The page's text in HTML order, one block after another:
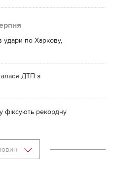
удари по Харкову,
ДТП з
фіксують рекордну